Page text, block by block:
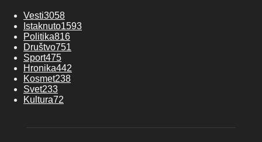
Vesti3058
Istaknuto1593
Politika816
Društvo751
Sport475
Hronika442
Kosmet238
Svet233
Kultura72